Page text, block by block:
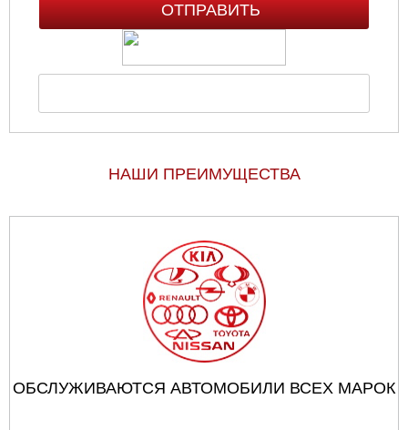
НАШИ ПРЕИМУЩЕСТВА
ОБСЛУЖИВАЮТСЯ АВТОМОБИЛИ ВСЕХ МАРОК